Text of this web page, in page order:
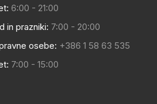
6:00 - 21:00
in prazniki: 7:00 - 20:00
osebe: +386 1 58 63 535
7:00 - 15:00